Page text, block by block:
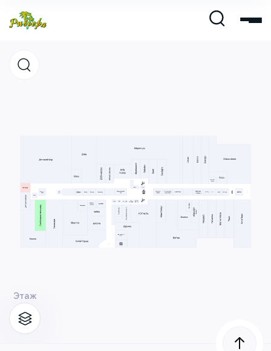
Развлечения и кино
Услуги и сервис
Свободная площадь
Этаж